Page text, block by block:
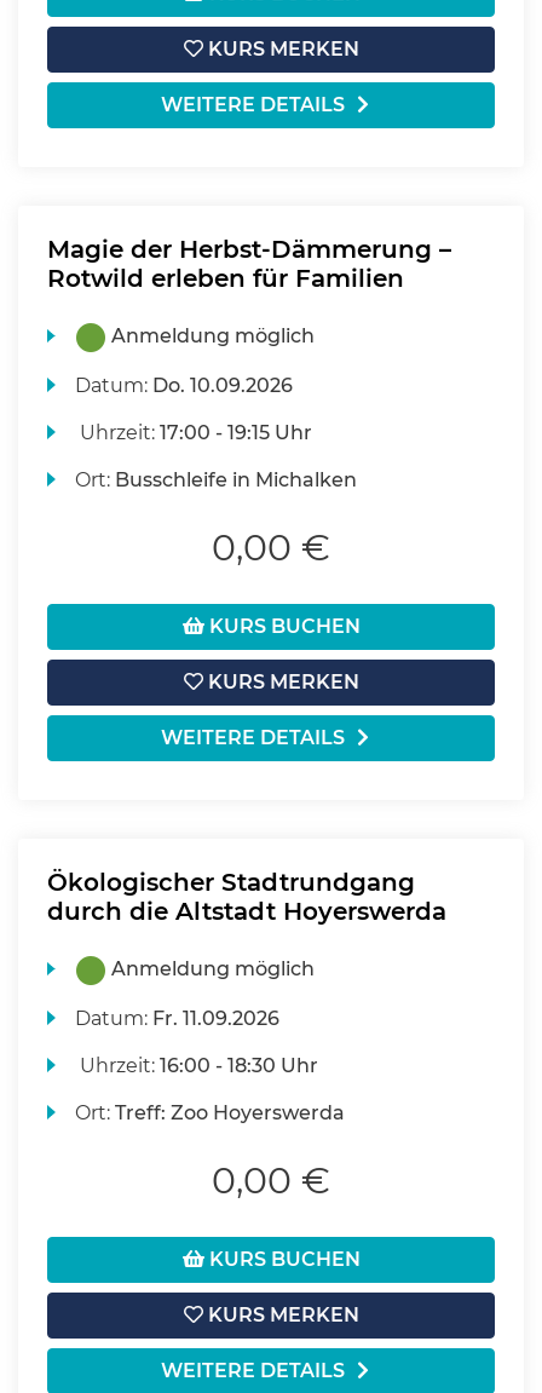
KURS MERKEN
WEITERE DETAILS
Magie der Herbst-Dämmerung –
Rotwild erleben für Familien
Anmeldung möglich
Datum: Do. 10.09.2026
Uhrzeit:17:00 - 19:15 Uhr
Ort: Busschleife in Michalken
0,00 €
KURS BUCHEN
KURS MERKEN
WEITERE DETAILS
Ökologischer Stadtrundgang
durch die Altstadt Hoyerswerda
Anmeldung möglich
Datum: Fr. 11.09.2026
Uhrzeit:16:00 - 18:30 Uhr
Ort:Treff: Zoo Hoyerswerda
0,00 €
KURS BUCHEN
KURS MERKEN
WEITERE DETAILS